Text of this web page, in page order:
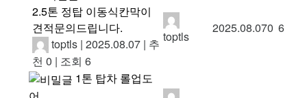
2.5톤 정탑 이동식칸막이
견적문의드립니다.
toptls | 2025.08.07 | 추
천 0 | 조회 6
toptls
2025.08.070 6
1톤 탑차 롤업도